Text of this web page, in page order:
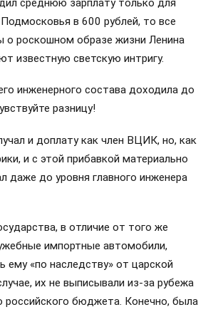
среднюю зарплату только для
в 600 рублей, то все
о роскошном образе жизни Ленина
известную светскую интригу.
инженерного состава доходила до
разницу!
и доплату как член ВЦИК, но, как
и с этой прибавкой материально
даже до уровня главного инженера
в отличие от того же
импортные автомобили,
ему «по наследству» от царской
их не выписывали из-за рубежа
российского бюджета. Конечно, была